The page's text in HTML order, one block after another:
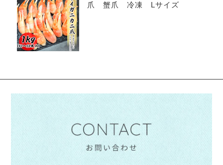
爪 蟹爪 冷凍 Lサイズ